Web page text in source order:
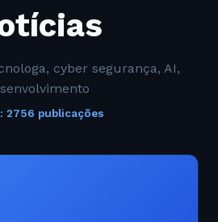
cyber segurança, AI,
2756 publicações